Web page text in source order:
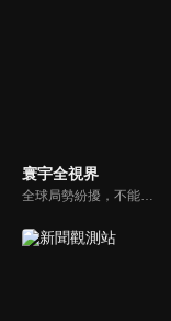
寰宇全視界
全球局勢紛擾，不能置身事外！主播任明玥主持，嶄新一季《寰宇全視界2.0》，集結各領域重磅嘉賓，犀利評論、深度視角，帶您洞悉世界局勢脈絡，開拓兩岸和國際新視野，《寰宇全視界2.0》，帶給您最具含金量的觀點。